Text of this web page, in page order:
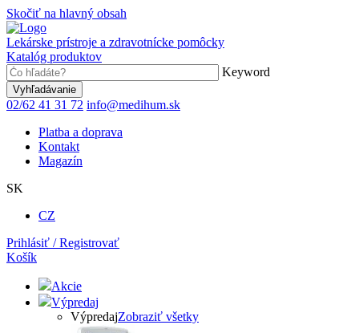
Skočiť na hlavný obsah
Lekárske prístroje a zdravotnícke pomôcky
Katalóg produktov
Keyword
02/62 41 31 72 info@medihum.sk
Platba a doprava
Kontakt
Magazín
SK
CZ
Prihlásiť / Registrovať
Košík
Akcie
Výpredaj
VýpredajZobraziť všetky